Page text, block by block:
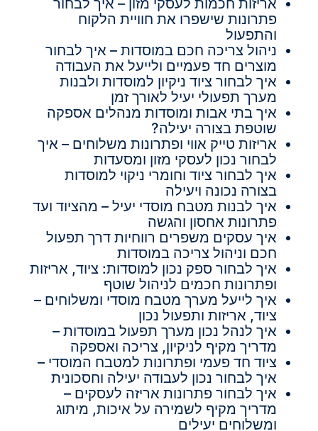
פתרונות שישפרו את חוויית הלקוח
והתפעול
ניהול צריכה חכם במוסדות – איך לבחור
מוצרים חד פעמיים ולייעל את העבודה
איך לבחור ציוד ניקיון למוסדות ולבנות
מערך תפעולי יעיל לאורך זמן
איך בתי אבות ומוסדות מנהלים אספקה
שוטפת בצורה יעילה?
אריזות טייק אווי ופתרונות משלוחים – איך
לבחור נכון לעסקי מזון ומסעדות
איך לבחור ציוד וחומרי ניקוי למוסדות
בצורה נכונה ויעילה
איך לבנות מטבח מוסדי יעיל – מהציוד ועד
פתרונות אחסון והגשה
איך עסקים משפרים רווחיות דרך תפעול
חכם וניהול צריכה במוסדות
איך לבחור ספק נכון למוסדות: ציוד, אריזות
ופתרונות חכמים לניהול שוטף
איך לייעל מערך מטבח מוסדי ומשלוחים –
ציוד, אריזות ותפעול נכון
איך לנהל נכון מערך תפעול במוסדות –
מדריך מקיף לניקיון, צריכה ואספקה
ציוד חד פעמי ופתרונות למטבח המוסדי –
איך לבחור נכון לעבודה יעילה וחסכונית
איך לבחור פתרונות אריזה לעסקים –
מדריך מקיף לשמירה על איכות, מיתוג
ומשלוחים יעילים